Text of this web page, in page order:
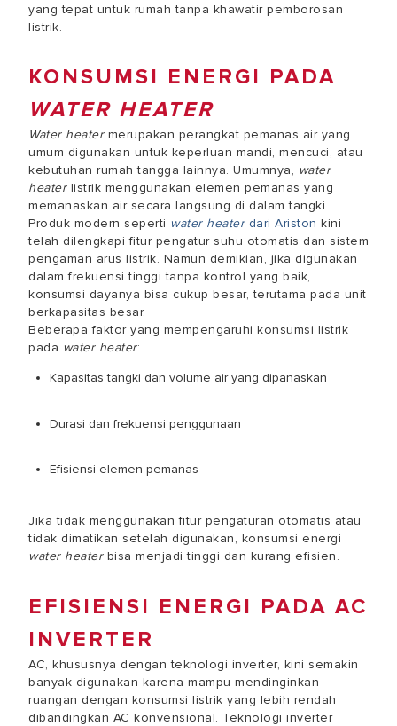
yang tepat untuk rumah tanpa khawatir pemborosan
listrik.
KONSUMSI ENERGI PADA
WATER HEATER
Water heatermerupakan perangkat pemanas air yang
umum digunakan untuk keperluan mandi, mencuci, atau
kebutuhan rumah tangga lainnya. Umumnya, water
heaterlistrik menggunakan elemen pemanas yang
memanaskan air secara langsung di dalam tangki.
Produk modern seperti water heaterdari Ariston kini
telah dilengkapi fitur pengatur suhu otomatis dan sistem
pengaman arus listrik. Namun demikian, jika digunakan
dalam frekuensi tinggi tanpa kontrol yang baik,
konsumsi dayanya bisa cukup besar, terutama pada unit
berkapasitas besar.
Beberapa faktor yang mempengaruhi konsumsi listrik
pada water heater:
Kapasitas tangki dan volume air yang dipanaskan
Durasi dan frekuensi penggunaan
Efisiensi elemen pemanas
Jika tidak menggunakan fitur pengaturan otomatis atau
tidak dimatikan setelah digunakan, konsumsi energi
water heaterbisa menjadi tinggi dan kurang efisien.
EFISIENSI ENERGI PADA AC
INVERTER
AC, khususnya dengan teknologi inverter, kini semakin
banyak digunakan karena mampu mendinginkan
ruangan dengan konsumsi listrik yang lebih rendah
dibandingkan AC konvensional. Teknologi inverter